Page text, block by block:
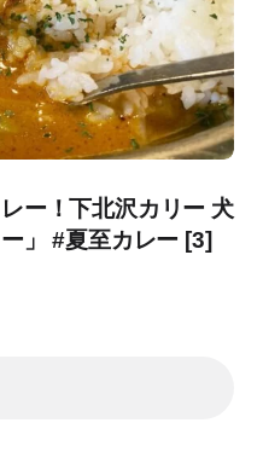
ー！下北沢カリー 犬
」 #夏至カレー [3]